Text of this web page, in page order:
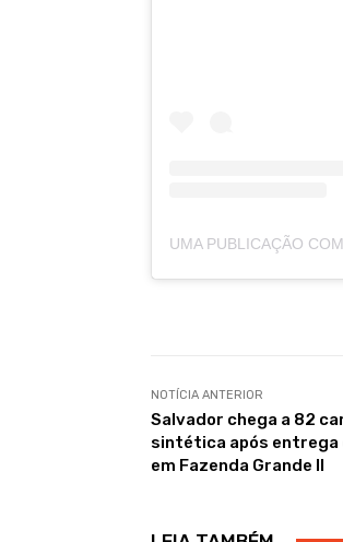
NOTÍCIA ANTERIOR
Salvador chega a 82
sintética após entrega
em Fazenda Grande II